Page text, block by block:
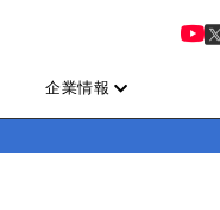
企業情報